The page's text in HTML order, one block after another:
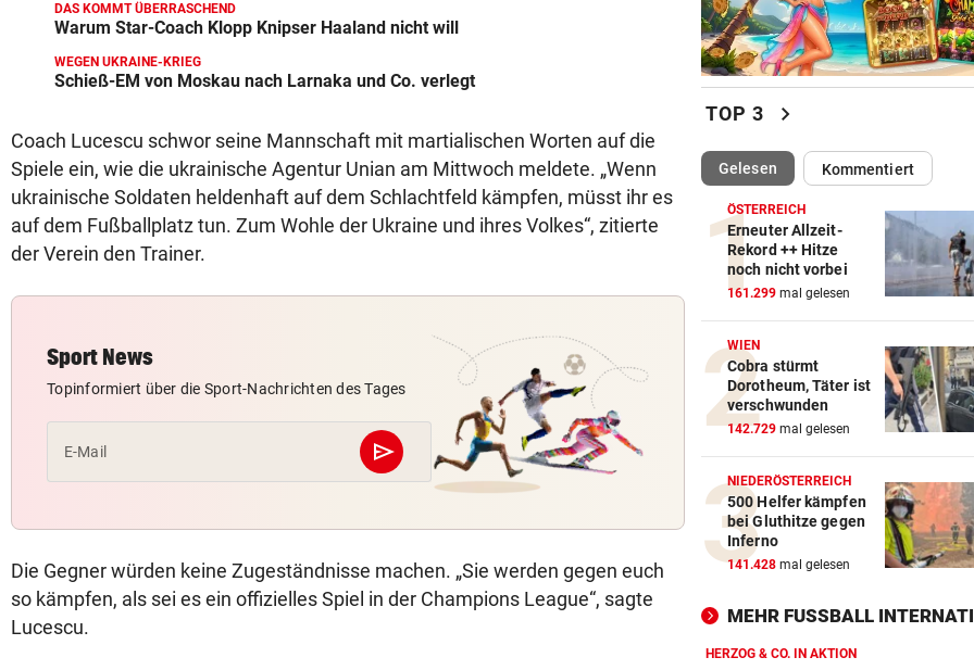
DAS KOMMT ÜBERRASCHEND
Warum Star-Coach Klopp Knipser Haaland nicht will
WEGEN UKRAINE-KRIEG
Schieß-EM von Moskau nach Larnaka und Co. verlegt
Coach Lucescu schwor seine Mannschaft mit martialischen Worten auf die
Spiele ein, wie die ukrainische Agentur Unian am Mittwoch meldete. „Wenn
ukrainische Soldaten heldenhaft auf dem Schlachtfeld kämpfen, müsst ihr es
auf dem Fußballplatz tun. Zum Wohle der Ukraine und ihres Volkes“, zitierte
der Verein den Trainer.
Sport News
Topinformiert über die Sport-Nachrichten des Tages
E-Mail send
Abschicken
Die Gegner würden keine Zugeständnisse machen. „Sie werden gegen euch
so kämpfen, als sei es ein offizielles Spiel in der Champions League“, sagte
Lucescu.
TOP 3 chevron_right
Gelesen(ausgewählt)Kommentiert
ÖSTERREICH
Erneuter Allzeit-
Rekord ++ Hitze
noch nicht vorbei
161.299 mal gelesen
WIEN
Cobra stürmt
Dorotheum, Täter ist
verschwunden
142.729 mal gelesen
NIEDERÖSTERREICH
500 Helfer kämpfen
bei Gluthitze gegen
Inferno
141.428 mal gelesen
MEHR FUSSBALL
HERZOG & CO. IN AKTION